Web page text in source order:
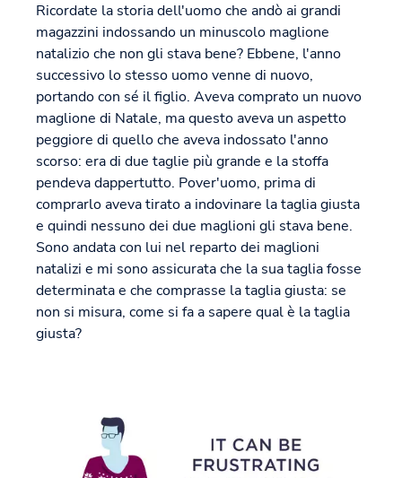
Ricordate la storia dell'uomo che andò ai grandi
magazzini indossando un minuscolo maglione
natalizio che non gli stava bene? Ebbene, l'anno
successivo lo stesso uomo venne di nuovo,
portando con sé il figlio. Aveva comprato un nuovo
maglione di Natale, ma questo aveva un aspetto
peggiore di quello che aveva indossato l'anno
scorso: era di due taglie più grande e la stoffa
pendeva dappertutto. Pover'uomo, prima di
comprarlo aveva tirato a indovinare la taglia giusta
e quindi nessuno dei due maglioni gli stava bene.
Sono andata con lui nel reparto dei maglioni
natalizi e mi sono assicurata che la sua taglia fosse
determinata e che comprasse la taglia giusta: se
non si misura, come si fa a sapere qual è la taglia
giusta?